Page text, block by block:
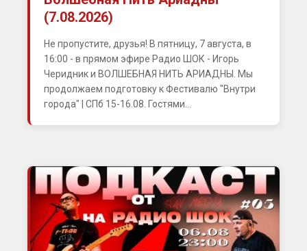
(7.08.2026)
Не пропустите, друзья! В пятницу, 7 августа, в
16:00 - в прямом эфире Радио ШОК - Игорь
Черидник и ВОЛШЕБНАЯ НИТЬ АРИАДНЫ. Мы
продолжаем подготовку к Фестивалю "Внутри
города" | СПб 15-16.08. Гостями...